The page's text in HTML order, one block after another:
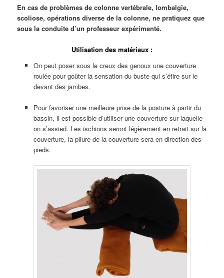
En cas de problèmes de colonne vertébrale, lombalgie,
scoliose, opérations diverse de la colonne, ne pratiquez que
sous la conduite d’un professeur expérimenté.
Utilisation des matériaux :
On peut poser sous le creux des genoux une couverture
roulée pour goûter la sensation du buste qui s’étire sur le
devant des jambes.
Pour favoriser une meilleure prise de la posture à partir du
bassin, il est possible d’utiliser une couverture sur laquelle
on s’assied. Les ischions seront légèrement en retrait sur la
couverture, la pliure de la couverture sera en direction des
pieds.